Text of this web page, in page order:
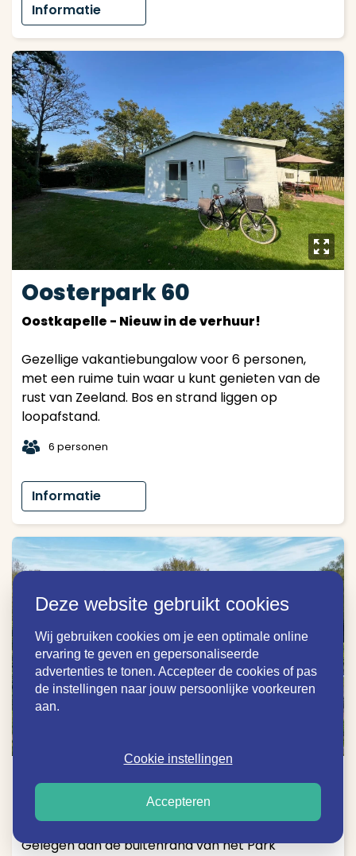
Informatie
y
Oosterpark 60
Oostkapelle - Nieuw in de verhuur!
Gezellige vakantiebungalow voor 6 personen,
met een ruime tuin waar u kunt genieten van de
rust van Zeeland. Bos en strand liggen op
loopafstand.
t 6 personen
Informatie
Park Reygersbergh 57
Oostkapelle - Terug in de verhuur!
Gelegen aan de buitenrand van het Park
Deze website gebruikt cookies
Wij gebruiken cookies om je een optimale online
ervaring te geven en gepersonaliseerde
advertenties te tonen. Accepteer de cookies of pas
de instellingen naar jouw persoonlijke voorkeuren
aan.
Cookie instellingen
Accepteren